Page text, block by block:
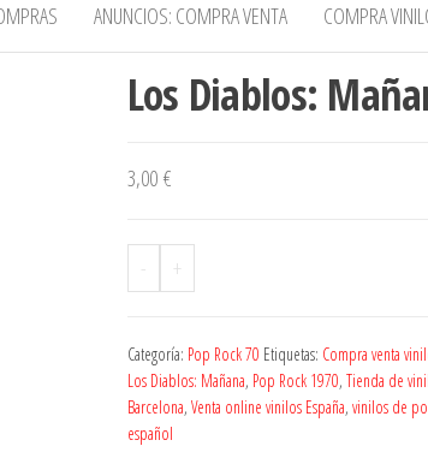
ANUNCIOS: COMPRA VENTA COMPRA
Los Diablos:
3,00 €
- +
Categoría: Pop Rock 70 Etiquetas: Compra venta
Los Diablos: Mañana, Pop Rock 1970, Tienda de
Barcelona, Venta online vinilos España, vinilos de
español